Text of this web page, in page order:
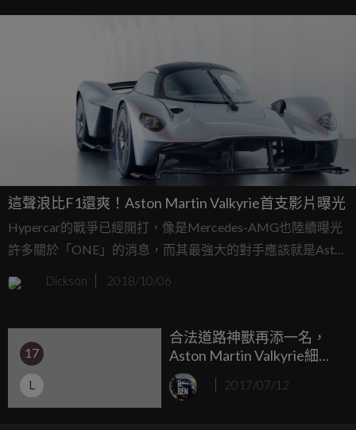
這聲浪比F1還爽！Aston Martin Valkyrie首支影片曝光
Hypercar的戰爭已經開打，像是Mercedes-AMG也陸續曝光
許多關於「ONE」的消息，而其最強大的對手應該就是Aston
Martin的Valkyrie，這兩輛車算是當前搭載上最多賽車科技的
車款了，兩輛車都用上了F1的賽事科技，並且擁有著極具性
就會讓車界瘋狂，現在Valkyrie也釋出了第一支影片，這聲浪
真的是讓人瘋狂啊！
Dickson 2018/10/06
17
L
合法道路神獸再添一名，
Aston Martin Valkyrie細節
露出
2017/07/12